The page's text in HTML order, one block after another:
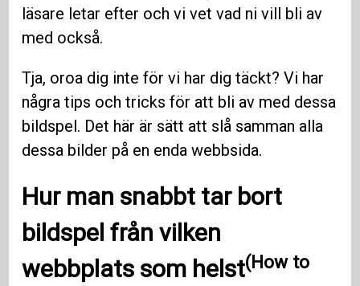
läsare letar efter och vi vet vad ni vill bli av
med också.
Tja, oroa dig inte för vi har dig täckt? Vi har
några tips och tricks för att bli av med dessa
bildspel. Det här är sätt att slå samman alla
dessa bilder på en enda webbsida.
Hur man snabbt tar bort
bildspel från vilken
webbplats som helst(How to